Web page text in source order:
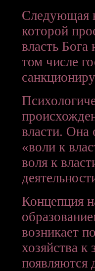
Следующая
которой
власть Бога
том числе
власти. Она
«воли к
воля к
Концепция
возникает
хозяйства к
появляются